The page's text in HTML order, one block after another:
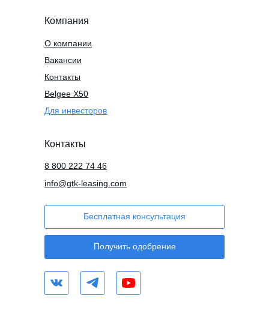
Компания
О компании
Вакансии
Контакты
Для инвесторов
Контакты
info@gtk-leasing.com
Бесплатная консультация
Получить одобрение
Belgee X50
8 800 222 74 46